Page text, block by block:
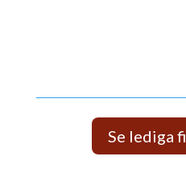
Se lediga